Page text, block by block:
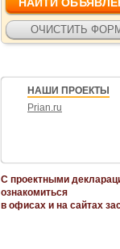
НАШИ ПРОЕКТЫ
Prian.ru
С проектными
ознакомиться
в офисах и на сайтах